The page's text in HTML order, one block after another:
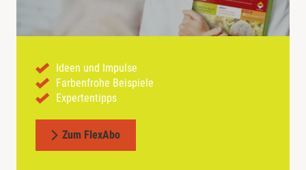
Ideen und Impulse
Farbenfrohe Beispiele
Expertentipps
Zum FlexAbo